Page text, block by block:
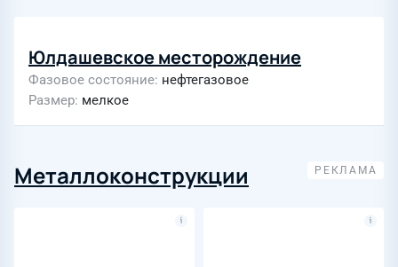
Юлдашевское месторождение
Фазовое состояние нефтегазовое
Размер мелкое
Металлоконструкции